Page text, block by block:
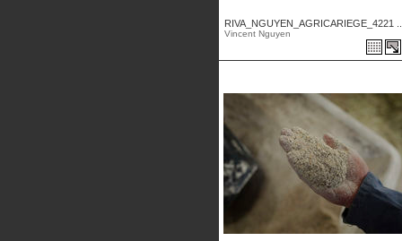
RIVA_NGUYEN_AGRICARIEGE_4221
Vincent Nguyen